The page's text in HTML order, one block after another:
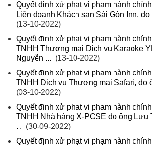
Quyết định xử phạt vi phạm hành
Liên doanh Khách sạn Sài Gòn Inn, do
(13-10-2022)
Quyết định xử phạt vi phạm hành
TNHH Thương mại Dịch vụ Karaoke
Nguyễn ... (13-10-2022)
Quyết định xử phạt vi phạm hành
TNHH Dịch vụ Thương mại Safari, do
(03-10-2022)
Quyết định xử phạt vi phạm hành
TNHH Nhà hàng X-POSE do ông Lưu
... (30-09-2022)
Quyết định xử phạt vi phạm hành